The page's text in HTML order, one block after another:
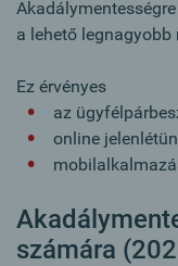
a lehető legnagyobb
Ez érvényes
az
online
számára